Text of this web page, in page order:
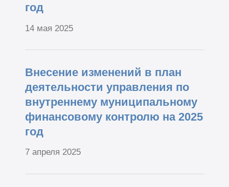
год
14 мая 2025
Внесение изменений в план
деятельности управления по
внутреннему муниципальному
финансовому контролю на 2025
год
7 апреля 2025